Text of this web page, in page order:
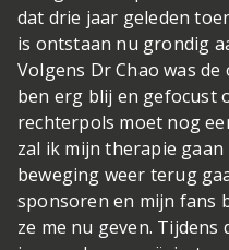
dat drie jaar geleden
is ontstaan nu grondig
Volgens Dr Chao was
ben erg blij en gefocust
rechterpols moet nog
zal ik mijn therapie
beweging weer terug
sponsoren en mijn fans
ze me nu geven.